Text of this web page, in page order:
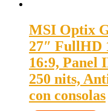
MSI Optix
27″ FullHD
16:9, Panel
250 nits,
con consolas